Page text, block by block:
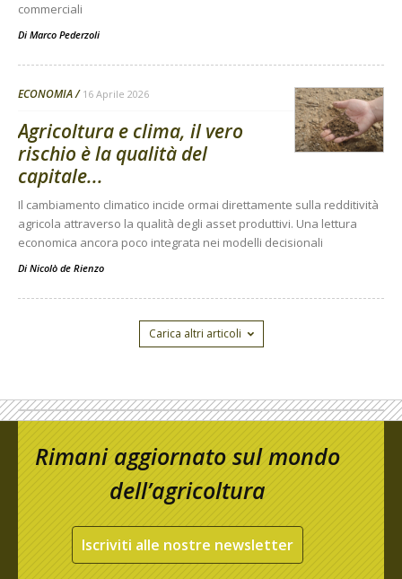
commerciali
Di Marco Pederzoli
ECONOMIA 16 Aprile 2026
Agricoltura e clima, il vero
rischio è la qualità del
capitale...
Il cambiamento climatico incide ormai direttamente sulla redditività
agricola attraverso la qualità degli asset produttivi. Una lettura
economica ancora poco integrata nei modelli decisionali
Di Nicolò de Rienzo
Carica altri articoli
Rimani aggiornato sul mondo
dell’agricoltura
Iscriviti alle nostre newsletter